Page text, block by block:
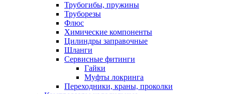
Трубогибы, пружины
Труборезы
Флюс
Химические компоненты
Цилиндры заправочные
Шланги
Сервисные фитинги
Гайки
Муфты локринга
Переходники, краны, проколки